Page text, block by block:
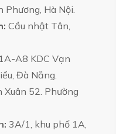
Phương, Hà Nội.
Cầu nhật Tân,
A8 KDC Vạn
Đà Nẵng.
Xuân 52. Phường
3A/1, khu phố 1A,